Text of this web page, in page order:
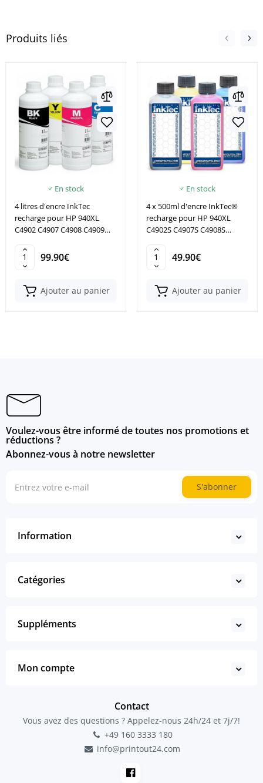
Produits liés
En stock
4 litres d'encre InkTec
recharge pour HP 940XL
C4902 C4907 C4908 C4909
99.90€
Ajouter au panier
En stock
4 x 500ml d'encre InkTec®
recharge pour HP 940XL
C4902S C4907S C4908S
49.90€
Ajouter au panier
Voulez-vous être informé de toutes nos promotions et
réductions ?
Abonnez-vous à notre newsletter
S'abonner
Information
Catégories
Suppléments
Mon compte
Contact
Vous avez des questions ? Appelez-nous 24h/24 et 7j/7!
+49 160 3333 180
info@printout24.com